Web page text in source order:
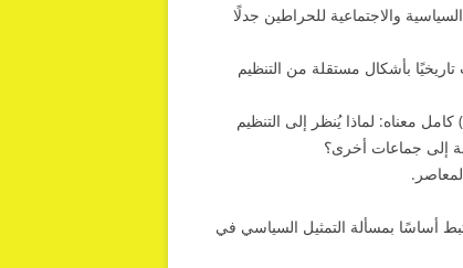
والاجتماعية للحراطين جدلًا
تمتعت تاريخيًا بأشكال مستقلة من التنظيم
وفي هذا السياق، يكتسب التساؤل الذي يطرحه بروس دي. هول (2011) كامل معناه: لماذا يُنظر إلى التنظيم
إلى جماعات أخرى؟
أساسًا بمسألة التمثيل السياسي في